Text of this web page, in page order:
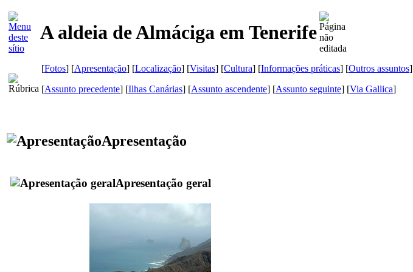
A aldeia de Almáciga em Tenerife
[Fotos] [Apresentação] [Localização] [Visitas] [Cultura] [Informações práticas] [Outros assuntos]
[Assunto precedente] [Ilhas Canárias] [Assunto ascendente] [Assunto seguinte] [Via Gallica]
Apresentação
Apresentação geral